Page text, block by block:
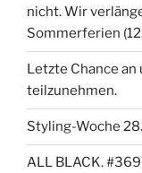
nicht. Wir
Sommerferien
Letzte Chance
teilzunehmen.
Styling-Woche
ALL BLACK. #369